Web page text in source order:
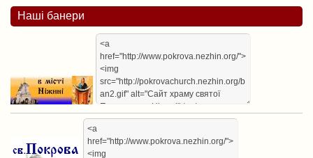
Наші банери